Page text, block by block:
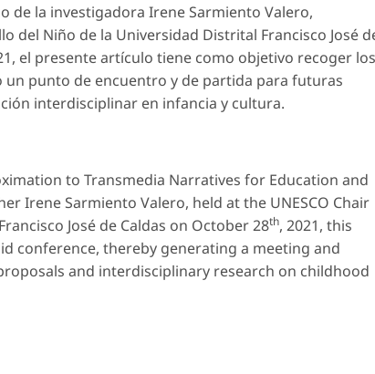
de la investigadora Irene Sarmiento Valero,
del Niño de la Universidad Distrital Francisco José
el presente artículo tiene como objetivo recoger los
punto de encuentro y de partida para futuras
interdisciplinar en infancia y cultura.
to Transmedia Narratives for Education and
Irene Sarmiento Valero, held at the UNESCO Chair
José de Caldas on October 28th, 2021, this
conference, thereby generating a meeting and
and interdisciplinary research on childhood